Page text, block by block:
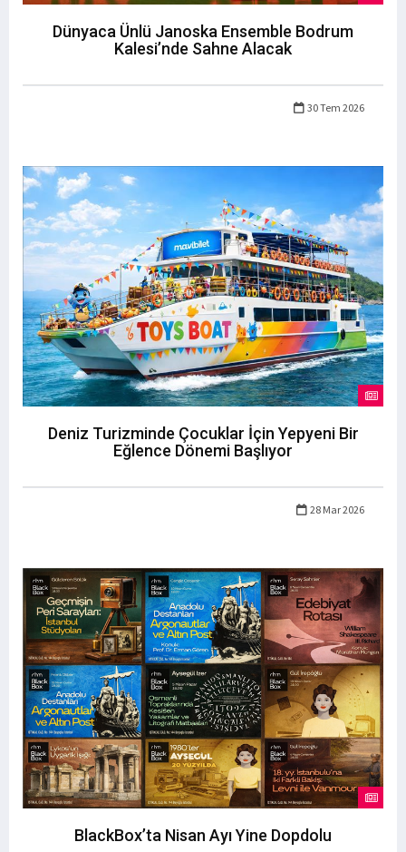
Dünyaca Ünlü Janoska Ensemble Bodrum
Kalesi’nde Sahne Alacak
30 Tem 2026
Deniz Turizminde Çocuklar İçin Yepyeni Bir
Eğlence Dönemi Başlıyor
28 Mar 2026
BlackBox’ta Nisan Ayı Yine Dopdolu